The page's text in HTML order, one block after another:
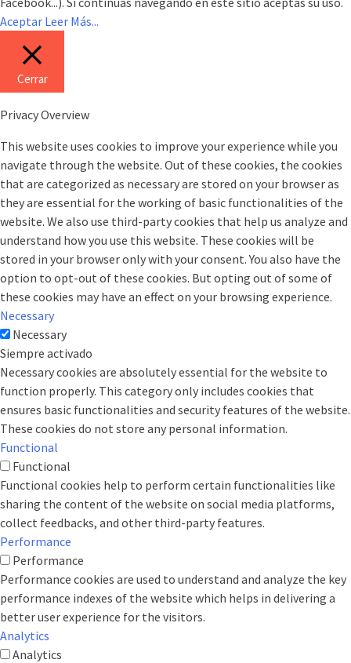
Aceptar Leer Más...
Cerrar
Privacy Overview
This website uses cookies to improve your experience while you
navigate through the website. Out of these cookies, the cookies
that are categorized as necessary are stored on your browser as
they are essential for the working of basic functionalities of the
website. We also use third-party cookies that help us analyze and
understand how you use this website. These cookies will be
stored in your browser only with your consent. You also have the
option to opt-out of these cookies. But opting out of some of
these cookies may have an effect on your browsing experience.
Necessary
Necessary
Siempre activado
Necessary cookies are absolutely essential for the website to
function properly. This category only includes cookies that
ensures basic functionalities and security features of the website.
These cookies do not store any personal information.
Functional
Functional
Functional cookies help to perform certain functionalities like
sharing the content of the website on social media platforms,
collect feedbacks, and other third-party features.
Performance
Performance
Performance cookies are used to understand and analyze the key
performance indexes of the website which helps in delivering a
better user experience for the visitors.
Analytics
Analytics